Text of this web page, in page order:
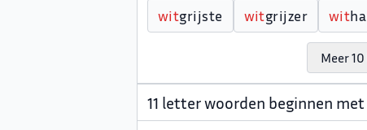
witgrijste witgrijzer wit
Meer
11 letter woorden beginnen met